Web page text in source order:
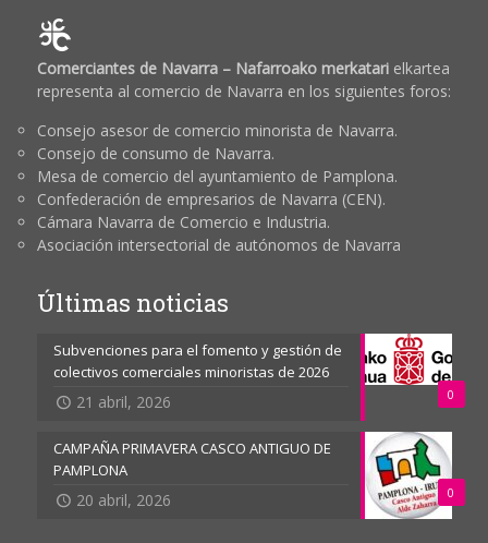
Comerciantes de Navarra – Nafarroako merkatarielkartea
representa al comercio de Navarra en los siguientes foros:
Consejo asesor de comercio minorista de Navarra.
Consejo de consumo de Navarra.
Mesa de comercio del ayuntamiento de Pamplona.
Confederación de empresarios de Navarra (CEN).
Cámara Navarra de Comercio e Industria.
Asociación intersectorial de autónomos de Navarra
Últimas noticias
0
Subvenciones para el fomento y gestión de
colectivos comerciales minoristas de 2026
21 abril, 2026
0
CAMPAÑA PRIMAVERA CASCO ANTIGUO DE
PAMPLONA
20 abril, 2026